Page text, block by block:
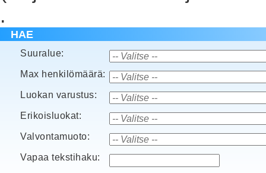
.
HAE
Suuralue:
Max henkilömäärä:
Luokan varustus:
Erikoisluokat:
Valvontamuoto:
Vapaa tekstihaku: